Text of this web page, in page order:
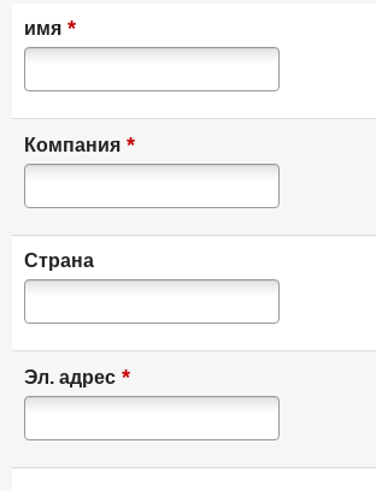
имя *
Компания *
Страна
Эл. адрес *